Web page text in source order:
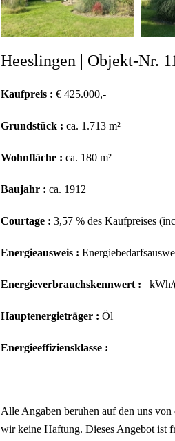
Heeslingen | Objekt-Nr.
Kaufpreis : € 425.000,-
Grundstück : ca. 1.713 m²
Wohnfläche : ca. 180 m²
Baujahr : ca. 1912
Courtage : 3,57 % des Kaufpreises
Energieausweis :
Energieverbrauchskennwert : kWh/
Hauptenergieträger : Öl
Energieeffiziensklasse :
Alle Angaben beruhen auf den uns
wir keine Haftung. Dieses Angebot ist